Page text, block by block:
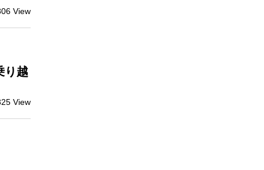
View
り越
View